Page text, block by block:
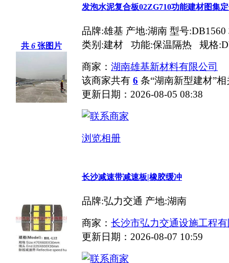
共 6 张图片
发泡水泥复合板02ZG710功能建材图集
品牌:雄基 产地:湖南 型号
类别:建材 功能:保温隔热 规格
商家： 湖南雄基新材料有限公司
该商家共有 6 条“湖南新型建材”
更新日期：2026-08-05 08:38
浏览相册
长沙减速带减速板|橡胶缓冲
品牌:弘力交通 产地:湖南
商家： 长沙市弘力交通设施工程
更新日期：2026-08-07 10:59